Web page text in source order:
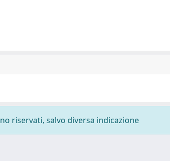
riservati, salvo diversa indicazione